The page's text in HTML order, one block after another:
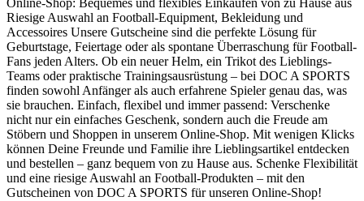
Online-Shop: Bequemes und flexibles Einkaufen von zu Hause aus
Riesige Auswahl an Football-Equipment, Bekleidung und
Accessoires Unsere Gutscheine sind die perfekte Lösung für
Geburtstage, Feiertage oder als spontane Überraschung für Football-
Fans jeden Alters. Ob ein neuer Helm, ein Trikot des Lieblings-
Teams oder praktische Trainingsausrüstung – bei DOC A SPORTS
finden sowohl Anfänger als auch erfahrene Spieler genau das, was
sie brauchen. Einfach, flexibel und immer passend: Verschenke
nicht nur ein einfaches Geschenk, sondern auch die Freude am
Stöbern und Shoppen in unserem Online-Shop. Mit wenigen Klicks
können Deine Freunde und Familie ihre Lieblingsartikel entdecken
und bestellen – ganz bequem von zu Hause aus. Schenke Flexibilität
und eine riesige Auswahl an Football-Produkten – mit den
Gutscheinen von DOC A SPORTS für unseren Online-Shop!